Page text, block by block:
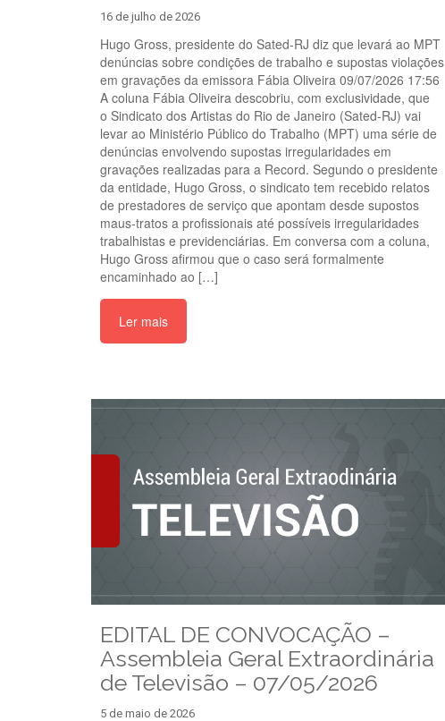
16 de julho de 2026
Hugo Gross, presidente do Sated-RJ diz que levará ao MPT
denúncias sobre condições de trabalho e supostas violações
em gravações da emissora Fábia Oliveira 09/07/2026 17:56
A coluna Fábia Oliveira descobriu, com exclusividade, que
o Sindicato dos Artistas do Rio de Janeiro (Sated-RJ) vai
levar ao Ministério Público do Trabalho (MPT) uma série de
denúncias envolvendo supostas irregularidades em
gravações realizadas para a Record. Segundo o presidente
da entidade, Hugo Gross, o sindicato tem recebido relatos
de prestadores de serviço que apontam desde supostos
maus-tratos a profissionais até possíveis irregularidades
trabalhistas e previdenciárias. Em conversa com a coluna,
Hugo Gross afirmou que o caso será formalmente
encaminhado ao […]
Ler mais
EDITAL DE CONVOCAÇÃO –
Assembleia Geral Extraordinária
de Televisão – 07/05/2026
5 de maio de 2026